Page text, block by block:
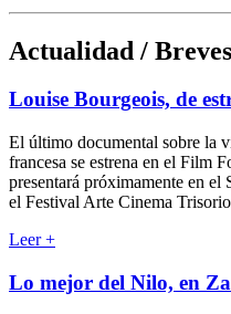
Actualidad / Breves
Louise Bourgeois, de
El último documental sobre la
francesa se estrena en el Film
presentará próximamente en
el Festival Arte Cinema
Leer+
Lo mejor del Nilo, en